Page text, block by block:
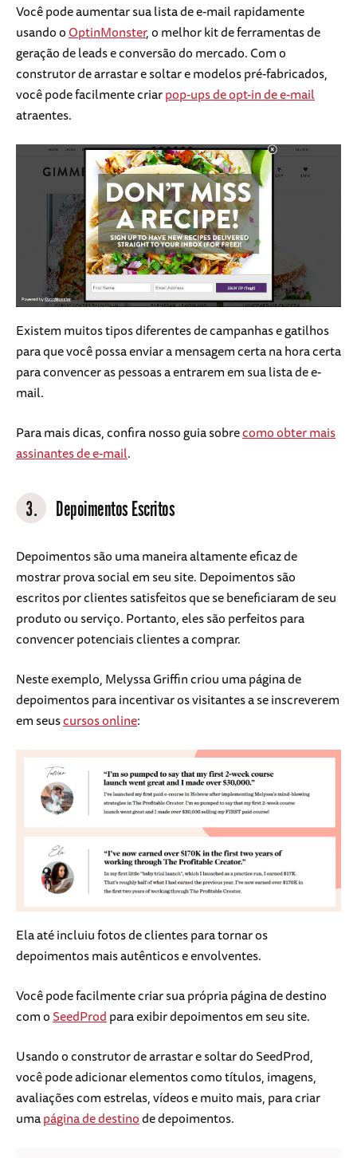
Você pode aumentar sua lista de e-mail rapidamente
usando oOptinMonster, o melhor kit de ferramentas de
geração de leads e conversão do mercado. Com o
construtor de arrastar e soltar e modelos pré-fabricados,
você pode facilmente criarpop-ups de opt-in de e-mail
atraentes.
Existem muitos tipos diferentes de campanhas e gatilhos
para que você possa enviar a mensagem certa na hora certa
para convencer as pessoas a entrarem em sua lista de e-
mail.
Para mais dicas, confira nosso guia sobrecomo obter mais
assinantes de e-mail.
3. Depoimentos Escritos
Depoimentos são uma maneira altamente eficaz de
mostrar prova social em seu site. Depoimentos são
escritos por clientes satisfeitos que se beneficiaram de seu
produto ou serviço. Portanto, eles são perfeitos para
convencer potenciais clientes a comprar.
Neste exemplo, Melyssa Griffin criou uma página de
depoimentos para incentivar os visitantes a se inscreverem
em seuscursos online:
Ela até incluiu fotos de clientes para tornar os
depoimentos mais autênticos e envolventes.
Você pode facilmente criar sua própria página de destino
com oSeedProdpara exibir depoimentos em seu site.
Usando o construtor de arrastar e soltar do SeedProd,
você pode adicionar elementos como títulos, imagens,
avaliações com estrelas, vídeos e muito mais, para criar
umapágina de destinode depoimentos.